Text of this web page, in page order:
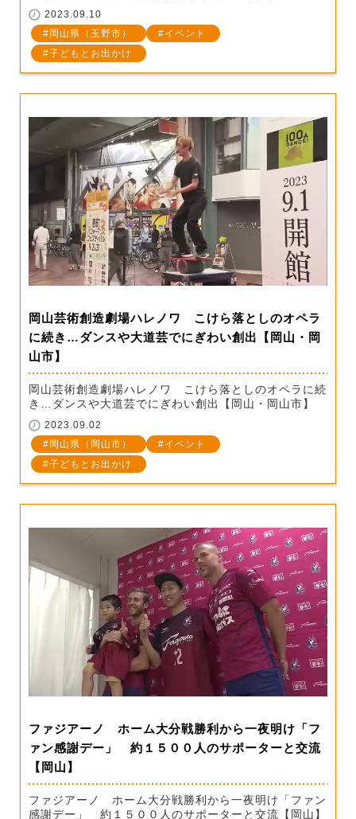
2023.09.10
岡山県（玉野市）
イベント
子どもとお出かけ
岡山芸術創造劇場ハレノワ こけら落としのオペラ
に続き…ダンスや大道芸でにぎわい創出【岡山・岡
山市】
岡山芸術創造劇場ハレノワ こけら落としのオペラに続
き…ダンスや大道芸でにぎわい創出【岡山・岡山市】
2023.09.02
岡山県（岡山市）
イベント
子どもとお出かけ
ファジアーノ ホーム大分戦勝利から一夜明け「フ
ァン感謝デー」 約１５００人のサポーターと交流
【岡山】
ファジアーノ ホーム大分戦勝利から一夜明け「ファン
感謝デー」 約１５００人のサポーターと交流【岡山】